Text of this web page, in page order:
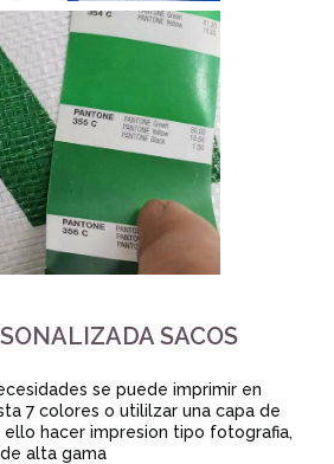
SACOS
se puede imprimir en
7 colores o utililzar una capa de
hacer impresion tipo fotografia,
alta gama